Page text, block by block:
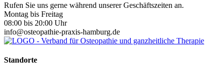
Rufen Sie uns gerne während unserer Geschäftszeiten an.
Montag bis Freitag
08:00 bis 20:00 Uhr
info@osteopathie-praxis-hamburg.de
Standorte